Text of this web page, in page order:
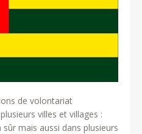
de volontariat
villes et villages :
mais aussi dans plusieurs